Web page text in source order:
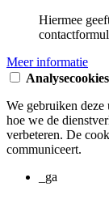
Hiermee
Meer informatie
Analysecookies
We gebruiken
hoe we de
verbeteren. De
communiceert.
_ga